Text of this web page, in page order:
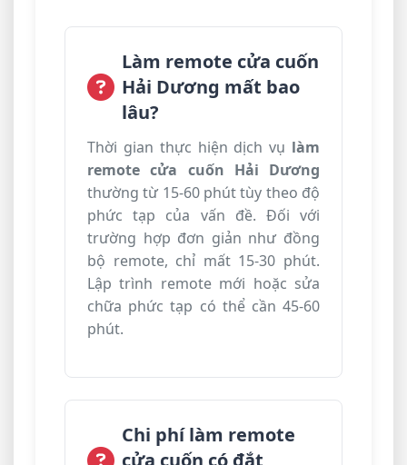
Làm remote cửa cuốn
Hải Dương mất bao
lâu?
Thời gian thực hiện dịch vụ làm
remote cửa cuốn Hải Dương
thường từ 15-60 phút tùy theo độ
phức tạp của vấn đề. Đối với
trường hợp đơn giản như đồng
bộ remote, chỉ mất 15-30 phút.
Lập trình remote mới hoặc sửa
chữa phức tạp có thể cần 45-60
phút.
Chi phí làm remote
cửa cuốn có đắt